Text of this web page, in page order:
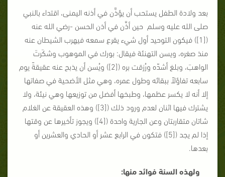
بعد ولادة الطفل يستحب أن يؤذَّن في أذنه اليمنى، اقتداء بالنبي
صلى الله عليه وسلم حين أذَّن في أذن الحسن -رضي الله عنه
([1]) فيكون التوحيد أول شيء يقرع سمعه فيهرب الشيطان عنه
منذ صغره، ويسن التهنئة فيقال: بورك في الموهوب وشكَرتَ
الواهبَ، وبلغ أشدّه ورُزقت بره ([2]) ويُسن أن يذبح عنه عقيقةً يوم
سابعه تفاؤلاً ببقائه وطول عمره، وهي مثل الأضحية في صفاتها
إلا أنه لا يكسر عظمها، وطبخها أفضل من توزيعها وهي نيئة، ولا
يشترك فيها اثنان لعدم ورود ذلك ([3]) وهذه العقيقة عن الغلام
شاتان متقاربتان وعن الجارية واحدة ([4]) ويجوز تأخيرها عن وقتها
إذا لم يجد ([5]) فتكون في الرابع عشر أو الحادي والعشرين أو
بعدها.
ولهذه السنة فوائد منها: